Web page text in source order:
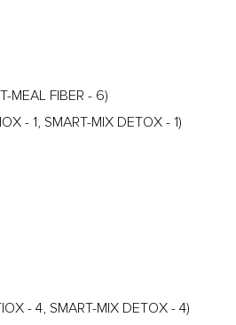
MEAL FIBER - 6)
- 1, SMART-MIX DETOX - 1)
- 4, SMART-MIX DETOX - 4)